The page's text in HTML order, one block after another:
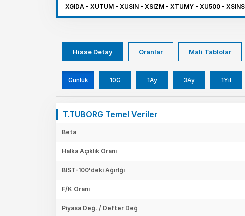
XGIDA - XUTUM - XUSIN - XSIZM - XTUMY - XU500 - XSINS
Hisse Detay Oranlar Mali Tablolar
Günlük 10G 1Ay 3Ay 1Yıl
T.TUBORG Temel Veriler
Beta
Halka Açıklık Oranı
BIST-100'deki Ağırlğı
F/K Oranı
Piyasa Değ. / Defter Değ